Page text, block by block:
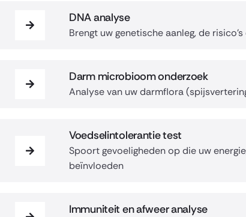
DNA analyse
Brengt uw genetische aanleg, de
Darm microbioom onderzoek
Analyse van uw darmflora
Voedselintolerantie test
Spoort gevoeligheden op die uw
beïnvloeden
Immuniteit en afweer analyse